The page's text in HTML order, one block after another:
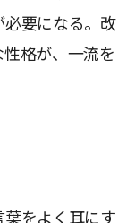
必要になる。改
格が、一流を
葉をよく耳にす